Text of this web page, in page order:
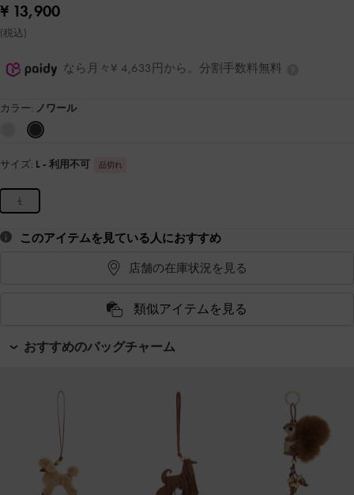
¥ 13,900
(税込)
なら月々¥ 4,633円から。分割手数料無料
カラー: ノワール
サイズ: L - 利用不可 品切れ
L
このアイテムを見ている人におすすめ
店舗の在庫状況を見る
類似アイテムを見る
おすすめのバッグチャーム